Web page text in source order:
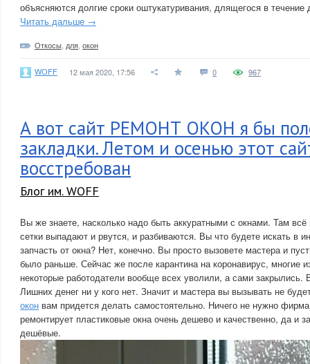
объясняются долгие сроки оштукатуривания, длящегося в течение
Читать дальше →
Откосы для окон
WOFF 12 мая 2020, 17:56 0 967
А вот сайт РЕМОНТ ОКОН я бы
закладки. Летом и осенью этот
восстребован
Блог им. WOFF
Вы же знаете, насколько надо быть аккуратными с окнами. Там
сетки выпадают и рвутся, и разбиваются. Вы что будете искать в
запчасть от окна? Нет, конечно. Вы просто вызовете мастера и
было раньше. Сейчас же после карантина на коронавирус, многие
некоторые работодатели вообще всех уволили, а сами закрылись.
Лишних денег ни у кого нет. Значит и мастера вы вызывать не
окон вам придется делать самостоятельно. Ничего не нужно
ремонтирует пластиковые окна очень дешево и качественно, да и
дешёвые.